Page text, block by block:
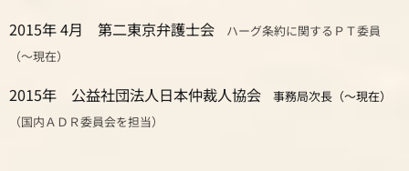
2015年 4月 第二東京弁護士会 ハーグ条約に関するＰＴ委員
（～現在）
2015年 公益社団法人日本仲裁人協会 事務局次長（～現在）
（国内ＡＤＲ委員会を担当）